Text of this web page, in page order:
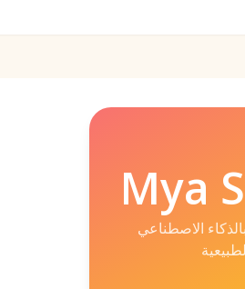
Mya
الاصطناعي